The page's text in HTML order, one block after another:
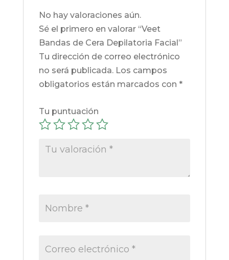
No hay valoraciones aún.
Sé el primero en valorar “Veet
Bandas de Cera Depilatoria Facial”
Tu dirección de correo electrónico
no será publicada. Los campos
obligatorios están marcados con *
Tu puntuación